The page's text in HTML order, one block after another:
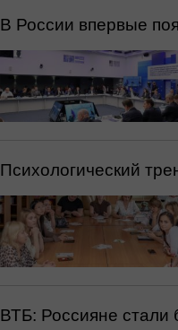
В России впервые
Психологический
ВТБ: Россияне стали